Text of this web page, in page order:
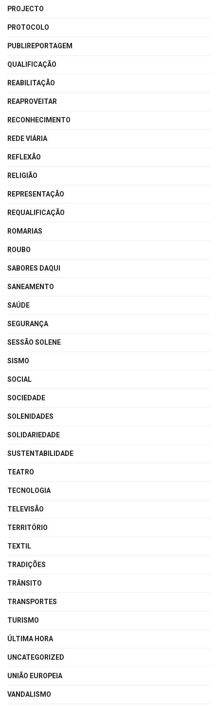
PROJECTO
PROTOCOLO
PUBLIREPORTAGEM
QUALIFICAÇÃO
REABILITAÇÃO
REAPROVEITAR
RECONHECIMENTO
REDE VIÁRIA
REFLEXÃO
RELIGIÃO
REPRESENTAÇÃO
REQUALIFICAÇÃO
ROMARIAS
ROUBO
SABORES DAQUI
SANEAMENTO
SAÚDE
SEGURANÇA
SESSÃO SOLENE
SISMO
SOCIAL
SOCIEDADE
SOLENIDADES
SOLIDARIEDADE
SUSTENTABILIDADE
TEATRO
TECNOLOGIA
TELEVISÃO
TERRITÓRIO
TEXTIL
TRADIÇÕES
TRÂNSITO
TRANSPORTES
TURISMO
ÚLTIMA HORA
UNCATEGORIZED
UNIÃO EUROPEIA
VANDALISMO